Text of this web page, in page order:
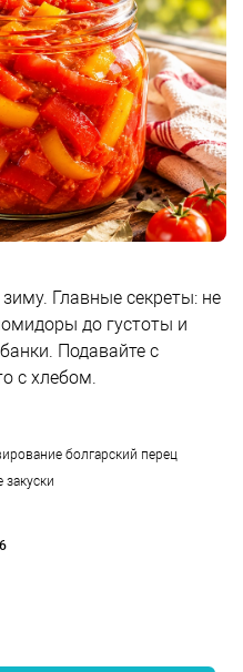
Главные секреты: не
до густоты и
Подавайте с
с хлебом.
болгарский перец